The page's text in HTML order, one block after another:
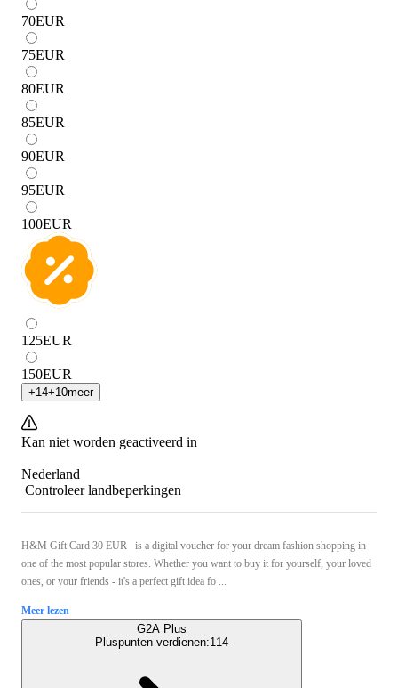
70EUR
75EUR
80EUR
85EUR
90EUR
95EUR
100EUR
125EUR
150EUR
+14+10meer
Kan niet worden geactiveerd in
Nederland
Controleer landbeperkingen
H&M Gift Card 30 EUR is a digital voucher for your dream fashion shopping in
one of the most popular stores. Whether you want to buy it for yourself, your loved
ones, or your friends - it's a perfect gift idea fo ...
Meer lezen
G2A Plus
Pluspunten verdienen:114